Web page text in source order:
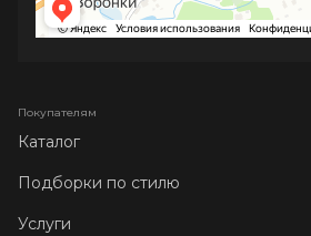
Покупателям
Каталог
Подборки по стилю
Услуги